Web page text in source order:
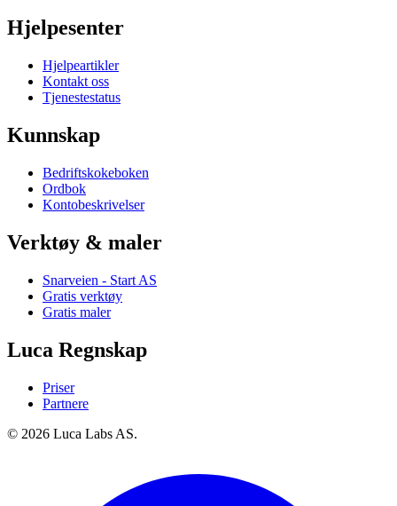
Hjelpesenter
Hjelpeartikler
Kontakt oss
Tjenestestatus
Kunnskap
Bedriftskokeboken
Ordbok
Kontobeskrivelser
Verktøy & maler
Snarveien - Start AS
Gratis verktøy
Gratis maler
Luca Regnskap
Priser
Partnere
© 2026 Luca Labs AS.